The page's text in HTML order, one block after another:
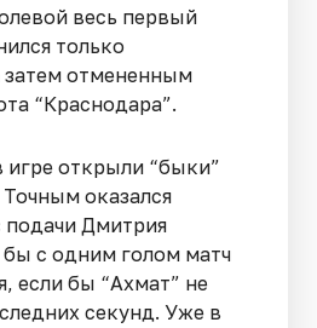
весь первый
только
затем отмененным
“Краснодара”.
открыли “быки”
оказался
Дмитрия
с одним голом матч
если бы “Ахмат” не
секунд. Уже в